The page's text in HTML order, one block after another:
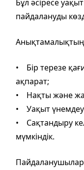
Бұл әсіресе
пайдалануды
• Бір терезе
ақпарат;
• Нақты және
• Уақыт үнемдеу
• Сақтандыру
мүмкіндік.